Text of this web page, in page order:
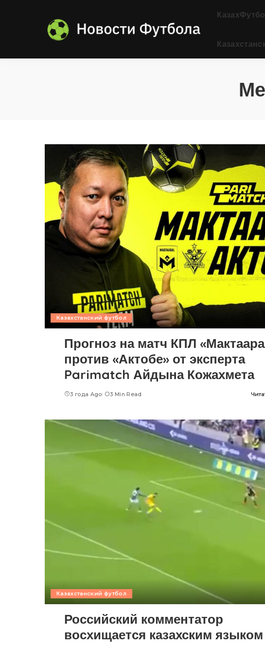
Казахстанский футбол
Прогноз на матч КПЛ
против «Актобе» от эксперта
Parimatch Айдына Кожахмета
3 года Ago 3 Min Read
Казахстанский футбол
Российский комментатор
восхищается казахским языком